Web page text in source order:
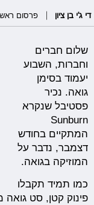
די ג'י בן ציון פרסום ראשון: 03/12/2012,
שלום חברים
וחברות, השבוע
יעמוד בסימן
גואה. נכיר
פסטיבל שנקרא
Sunburn
המתקיים בחודש
דצמבר, נדבר על
המוזיקה בגואה.
כמו תמיד תקבלו
פינוק קטן, סט